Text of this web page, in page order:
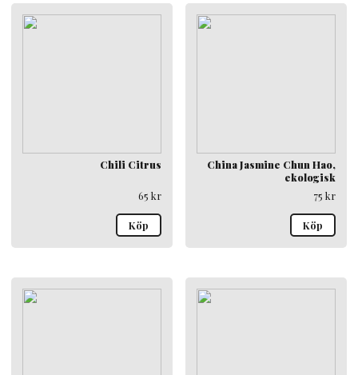
Chili Citrus
65 kr
Köp
China Jasmine Chun Hao,
ekologisk
75 kr
Köp